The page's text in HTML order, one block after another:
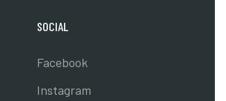
SOCIAL
Facebook
Instagram